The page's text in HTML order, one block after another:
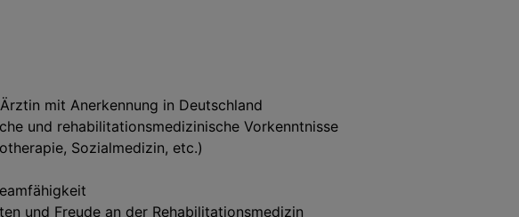
mit Anerkennung in Deutschland
und rehabilitationsmedizinische Vorkenntnisse
Sozialmedizin, etc.)
und Freude an der Rehabilitationsmedizin